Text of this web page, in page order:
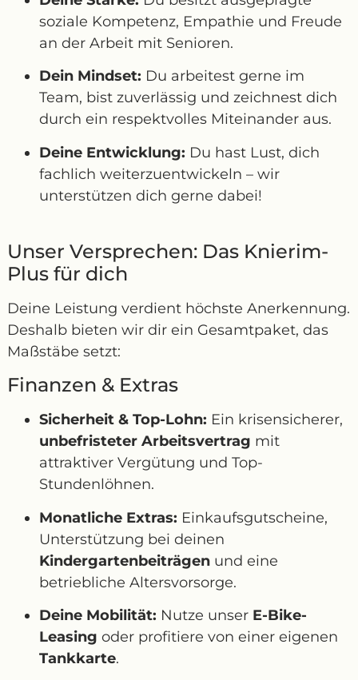
soziale Kompetenz, Empathie und Freude
an der Arbeit mit Senioren.
Dein Mindset: Du arbeitest gerne im
Team, bist zuverlässig und zeichnest dich
durch ein respektvolles Miteinander aus.
Deine Entwicklung: Du hast Lust, dich
fachlich weiterzuentwickeln – wir
unterstützen dich gerne dabei!
Unser Versprechen: Das Knierim-
Plus für dich
Deine Leistung verdient höchste Anerkennung.
Deshalb bieten wir dir ein Gesamtpaket, das
Maßstäbe setzt:
Finanzen & Extras
Sicherheit & Top-Lohn: Ein krisensicherer,
unbefristeter Arbeitsvertrag mit
attraktiver Vergütung und Top-
Stundenlöhnen.
Monatliche Extras: Einkaufsgutscheine,
Unterstützung bei deinen
Kindergartenbeiträgenund eine
betriebliche Altersvorsorge.
Deine Mobilität: Nutze unser E-Bike-
Leasing oder profitiere von einer eigenen
Tankkarte.